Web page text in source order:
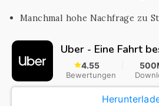
Manchmal hohe Nachfrage zu
Uber - Eine Fahrt
4.55
Bewertungen